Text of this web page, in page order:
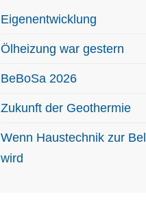
Eigenentwicklung
Ölheizung war gestern
BeBoSa 2026
Zukunft der Geothermie
Wenn Haustechnik zur
wird